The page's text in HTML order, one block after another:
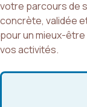
votre parcours de
concrète, validée
pour un mieux-
vos activités.